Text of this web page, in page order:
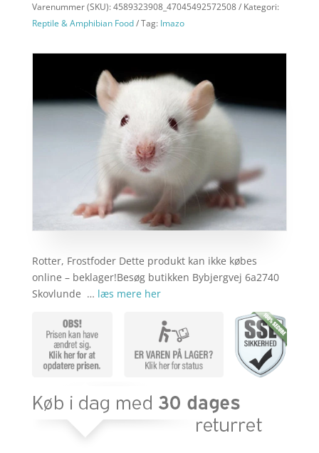
Varenummer (SKU):4589323908_47045492572508
Kategori:
Reptile & Amphibian Food
Tag: Imazo
Rotter, Frostfoder Dette produkt kan ikke købes
online – beklager!Besøg butikken Bybjergvej 6a2740
Skovlunde … læs mere her